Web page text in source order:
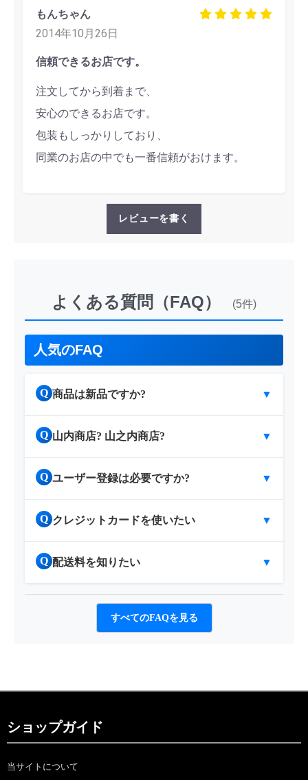
もんちゃん
2014年10月26日
信頼できるお店です。
注文してから到着まで、
安心のできるお店です。
包装もしっかりしており、
同業のお店の中でも一番信頼がおけます。
レビューを書く
よくある質問（FAQ） (5件)
人気のFAQ
Q 商品は新品ですか? ▼
Q 山内商店? 山之内商店? ▼
Q ユーザー登録は必要ですか? ▼
Q クレジットカードを使いたい ▼
Q 配送料を知りたい ▼
すべてのFAQを見る
ショップガイド
当サイトについて